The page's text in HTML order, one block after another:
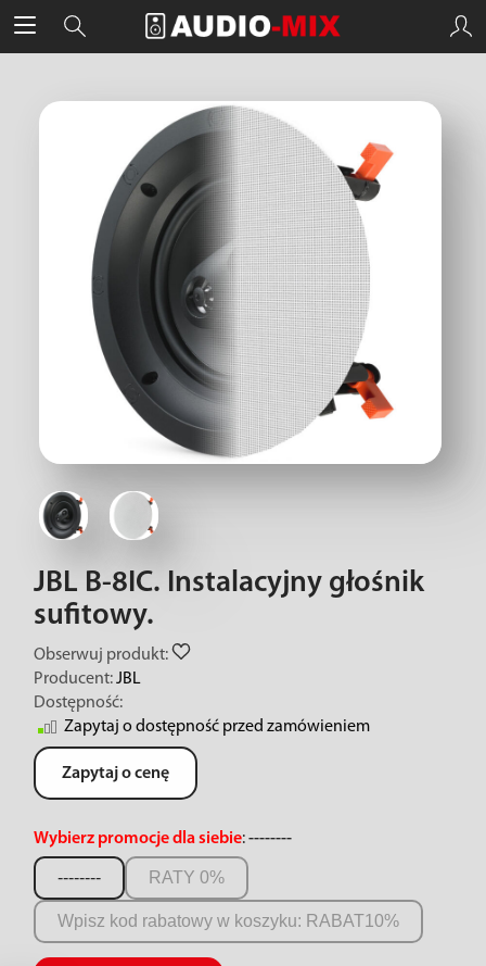
JBL B-8IC. Instalacyjny głośnik
sufitowy.
Obserwuj produkt:
Producent:JBL
Dostępność:
Zapytaj o dostępność przed zamówieniem
Zapytaj o cenę
Wybierz promocje dla siebie:--------
-------- RATY 0%
Wpisz kod rabatowy w koszyku: RABAT10%